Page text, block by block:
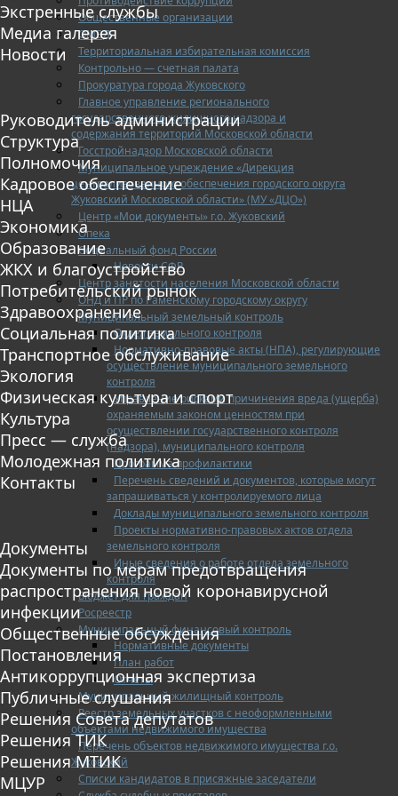
Общественные организации
ОМВД
Территориальная избирательная комиссия
Контрольно — счетная палата
Прокуратура города Жуковского
Главное управление регионального
государственного жилищного надзора и
содержания территорий Московской области
Госстройнадзор Московской области
Муниципальное учреждение «Дирекция
централизованного обеспечения городского округа
Жуковский Московской области» (МУ «ДЦО»)
Центр «Мои документы» г.о. Жуковский
Опека
Социальный фонд России
Новости СФР
Центр занятости населения Московской области
ОНД и ПР по Раменскому городскому округу
Муниципальный земельный контроль
Отдел земельного контроля
Нормативно-правовые акты (НПА), регулирующие
осуществление муниципального земельного
контроля
Управление рисками причинения вреда (ущерба)
охраняемым законом ценностям при
осуществлении государственного контроля
(надзора), муниципального контроля
Программа профилактики
Перечень сведений и документов, которые могут
запрашиваться у контролируемого лица
Доклады муниципального земельного контроля
Проекты нормативно-правовых актов отдела
земельного контроля
Иные сведения о работе отдела земельного
контроля
Бюджет для граждан
Росреестр
Муниципальный финансовый контроль
Нормативные документы
План работ
Отчеты
Муниципальный жилищный контроль
Реестр земельных участков с неоформленными
объектами недвижимого имущества
Перечень объектов недвижимого имущества г.о.
Жуковский
Списки кандидатов в присяжные заседатели
Экстренные службы
Медиа галерея
Новости
Руководитель администрации
Структура
Полномочия
Кадровое обеспечение
НЦА
Экономика
Образование
ЖКХ и благоустройство
Потребительский рынок
Здравоохранение
Социальная политика
Транспортное обслуживание
Экология
Физическая культура и спорт
Культура
Пресс — служба
Молодежная политика
Контакты
Документы
Документы по мерам предотвращения
распространения новой коронавирусной
инфекции
Общественные обсуждения
Постановления
Антикоррупционная экспертиза
Публичные слушания
Решения Совета депутатов
Решения ТИК
Решения МТИК
МЦУР